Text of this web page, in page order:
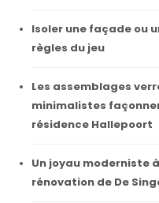
Isoler une façade ou
règles du jeu
Les assemblages
minimalistes
résidence Hallepoort
Un joyau moderniste
rénovation de De